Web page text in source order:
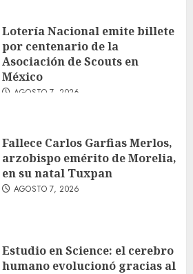
Lotería Nacional emite billete
por centenario de la
Asociación de Scouts en
México
AGOSTO 7, 2026
Fallece Carlos Garfias Merlos,
arzobispo emérito de Morelia,
en su natal Tuxpan
AGOSTO 7, 2026
Estudio en Science: el cerebro
humano evolucionó gracias al